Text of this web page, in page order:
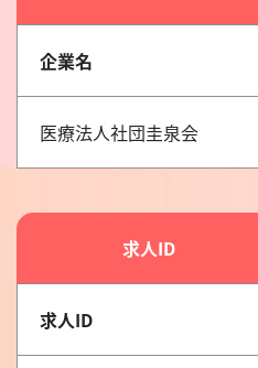
企業名
医療法人社団圭泉会
求人ID
求人ID